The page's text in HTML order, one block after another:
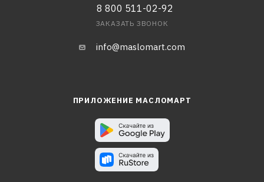
8 800 511-02-92
ЗАКАЗАТЬ ЗВОНОК
info@maslomart.com
ПРИЛОЖЕНИЕ МАСЛОМАРТ